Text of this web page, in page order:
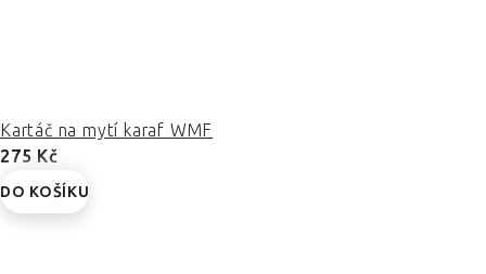
Kartáč na mytí karaf WMF
275 Kč
DO KOŠÍKU